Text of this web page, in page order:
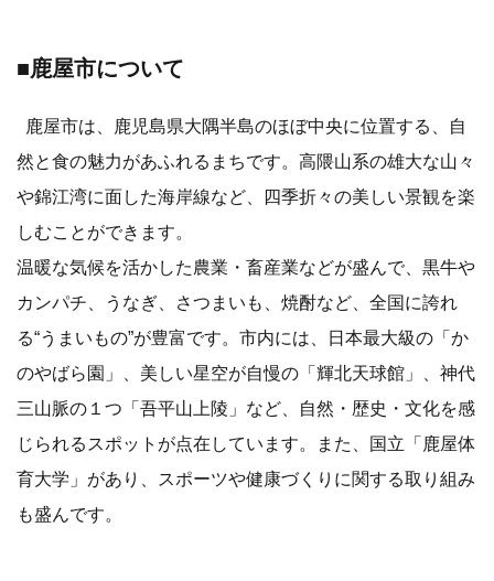
■鹿屋市について
鹿屋市は、鹿児島県大隅半島のほぼ中央に位置する、自
然と食の魅力があふれるまちです。高隈山系の雄大な山々
や錦江湾に面した海岸線など、四季折々の美しい景観を楽
しむことができます。
温暖な気候を活かした農業・畜産業などが盛んで、黒牛や
カンパチ、うなぎ、さつまいも、焼酎など、全国に誇れ
る“うまいもの”が豊富です。市内には、日本最大級の「か
のやばら園」、美しい星空が自慢の「輝北天球館」、神代
三山脈の１つ「吾平山上陵」など、自然・歴史・文化を感
じられるスポットが点在しています。また、国立「鹿屋体
育大学」があり、スポーツや健康づくりに関する取り組み
も盛んです。